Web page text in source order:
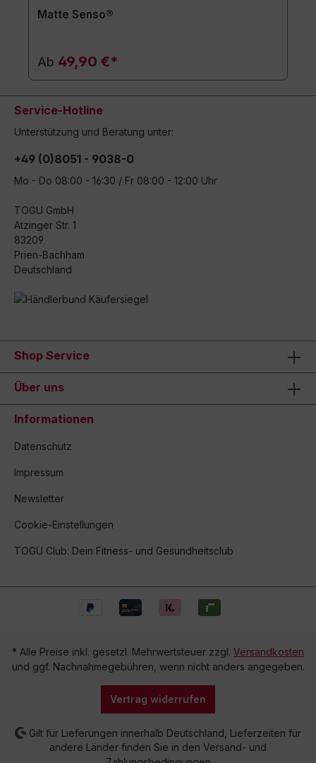
Matte Senso®
Ab 49,90 €*
Service-Hotline
Unterstützung und Beratung unter:
+49 (0)8051 - 9038-0
Mo - Do 08:00 - 16:30 / Fr 08:00 - 12:00 Uhr
TOGU GmbH
Atzinger Str. 1
83209
Prien-Bachham
Deutschland
Shop Service
Über uns
Informationen
Datenschutz
Impressum
Newsletter
Cookie-Einstellungen
TOGU Club: Dein Fitness- und Gesundheitsclub
* Alle Preise inkl. gesetzl. Mehrwertsteuer zzgl. Versandkosten
und ggf. Nachnahmegebühren, wenn nicht anders angegeben.
Vertrag widerrufen
Gilt für Lieferungen innerhalb Deutschland, Lieferzeiten für
andere Länder finden Sie in den Versand- und